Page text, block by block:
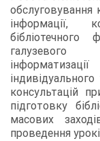
обслуговування
інформації,
галузевого
консультацій
підготовку
масових
проведення